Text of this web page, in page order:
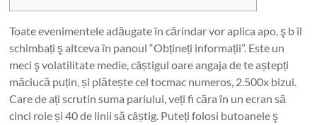
Toate evenimentele adăugate în cărindar vor aplica apo, ş b îl
schimbați ş altceva în panoul “Obțineți informații”. Este un
meci ş volatilitate medie, câștigul oare angaja de te aștepți
măciucă puțin, și plătește cel tocmac numeros, 2.500x bizui.
Care de ați scrutin suma pariului, veți fi căra în un ecran să
cinci role și 40 de linii să câștig. Puteți folosi butoanele ş